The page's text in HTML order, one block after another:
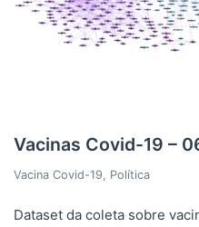
Vacinas Covid-19 –
Vacina Covid-19, Política
Dataset da coleta sobre